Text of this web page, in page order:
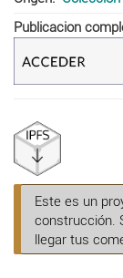
Publicacion
Este es un
construcción.
llegar tus